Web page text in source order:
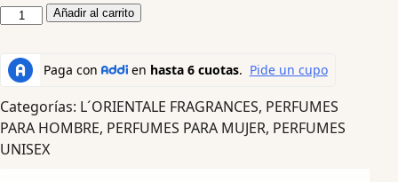
Añadir al carrito
Categorías: L´ORIENTALE FRAGRANCES, PERFUMES
PARA HOMBRE, PERFUMES PARA MUJER, PERFUMES
UNISEX